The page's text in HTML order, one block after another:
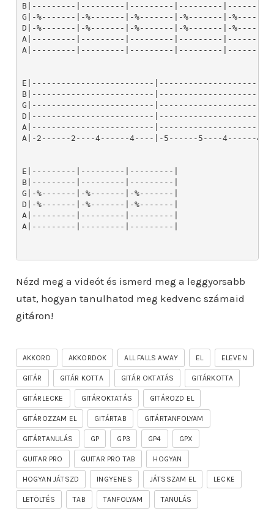
B|---------|---------|---------|---------
G|-%-------|-%-------|-%-------|-%-------|-
D|-%-------|-%-------|-%-------|-%-------|-
A|---------|---------|---------|---------
A|---------|---------|---------|---------
E|-------------------------
B|-------------------------
G|-------------------------
D|-------------------------
A|-------------------------
A|-2------2----4------4----|-5------5----4------
E|---------|---------|---------|
B|---------|---------|---------|
G|-%-------|-%-------|-%-------|
D|-%-------|-%-------|-%-------|
A|---------|---------|---------|
A|---------|---------|---------|
Nézd meg a videót és ismerd meg a leggyorsabb
utat, hogyan tanulhatod meg kedvenc számaid
gitáron!
AKKORD AKKORDOK ALL FALLS AWAY EL ELEVEN
GITÁR GITÁR KOTTA GITÁR OKTATÁS GITÁRKOTTA
GITÁRLECKE GITÁROKTATÁS GITÁROZD EL
GITÁROZZAM EL GITÁRTAB GITÁRTANFOLYAM
GITÁRTANULÁS GP GP3 GP4 GPX
GUITAR PRO GUITAR PRO TAB HOGYAN
HOGYAN JÁTSZD INGYENES JÁTSSZAM EL LECKE
LETÖLTÉS TAB TANFOLYAM TANULÁS